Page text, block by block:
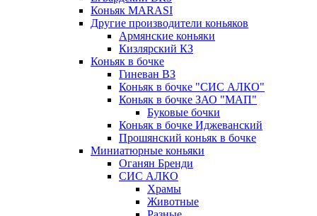
Коньяк MARASI
Другие производители коньяков
Армянские коньяки
Кизлярский КЗ
Коньяк в бочке
Гиневан ВЗ
Коньяк в бочке "СИС АЛКО"
Коньяк в бочке ЗАО "МАП"
Буковые бочки
Коньяк в бочке Иджеванский
Прошянский коньяк в бочке
Миниатюрные коньяки
Оганян Бренди
СИС АЛКО
Храмы
Животные